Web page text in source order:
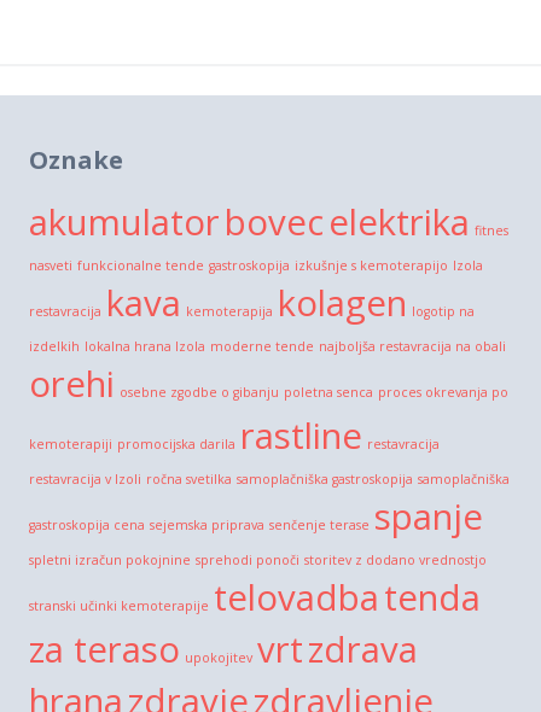
Oznake
akumulatorbovecelektrika fitnes
nasveti funkcionalne tende gastroskopija izkušnje s kemoterapijo Izola
restavracija kava kemoterapija kolagen logotip na
izdelkih lokalna hrana Izola moderne tende najboljša restavracija na obali
orehi osebne zgodbe o gibanju poletna senca proces okrevanja po
kemoterapiji promocijska darila rastline restavracija
restavracija v Izoli ročna svetilka samoplačniška gastroskopija samoplačniška
gastroskopija cena sejemska priprava senčenje terase spanje
spletni izračun pokojnine sprehodi ponoči storitev z dodano vrednostjo
stranski učinki kemoterapije telovadbatenda
za teraso upokojitev vrtzdrava
hranazdravjezdravljenje